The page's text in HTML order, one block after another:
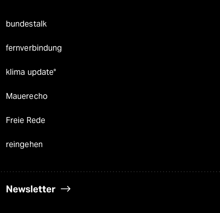
bundestalk
fernverbindung
klima update°
Mauerecho
Freie Rede
reingehen
Newsletter